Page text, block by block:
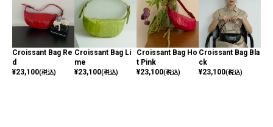
Croissant Bag Re
d
¥23,100(税込)
Croissant Bag Li
me
¥23,100(税込)
Croissant Bag Ho
t Pink
¥23,100(税込)
Croissant Bag Bla
ck
¥23,100(税込)